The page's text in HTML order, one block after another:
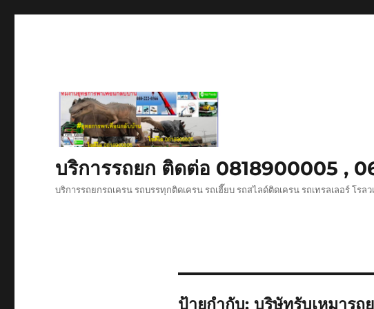
บริการรถยก ติดต่อ 0818900005 ,
บริการรถยกรถเครน รถบรรทุกติดเครน รถเฮี๊ยบ รถสไลด์ติดเครน รถเทรลเลอร์ โร
ป้ายกำกับ: บริษัทรับเหมาร